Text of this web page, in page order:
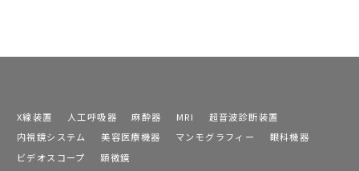
X線装置 人工呼吸器 麻酔器 MRI
超音波診断装置
内視鏡システム
美容医療機器 マンモグラフィー
眼科機器
ビデオスコープ
顕微鏡